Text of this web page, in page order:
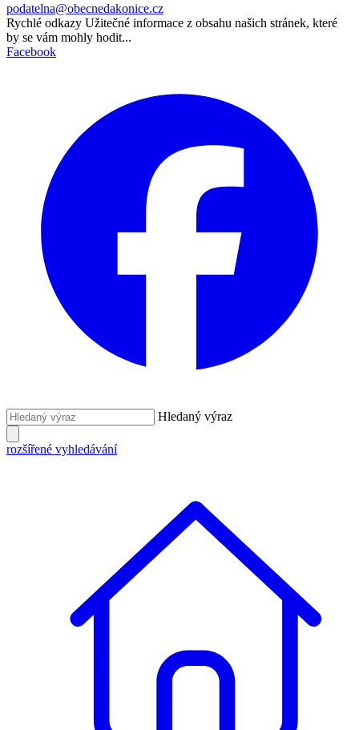
podatelna@obecnedakonice.cz
Rychlé odkazy Užitečné informace z obsahu našich stránek, které
by se vám mohly hodit...
Facebook
Hledaný výraz
rozšířené vyhledávání